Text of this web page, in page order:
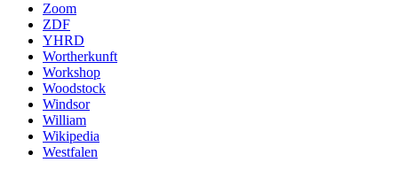
Zoom
ZDF
YHRD
Wortherkunft
Workshop
Woodstock
Windsor
William
Wikipedia
Westfalen